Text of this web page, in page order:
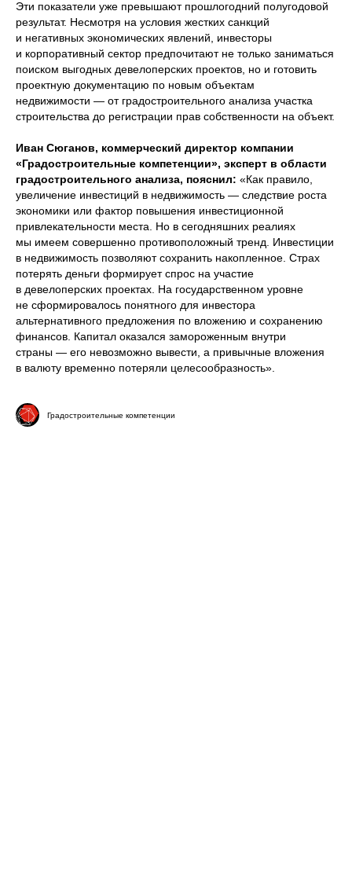
Эти показатели уже превышают прошлогодний полугодовой
результат. Несмотря на условия жестких санкций
и негативных экономических явлений, инвесторы
и корпоративный сектор предпочитают не только заниматься
поиском выгодных девелоперских проектов, но и готовить
проектную документацию по новым объектам
недвижимости — от градостроительного анализа участка
строительства до регистрации прав собственности на объект.
Иван Сюганов, коммерческий директор компании
«Градостроительные компетенции», эксперт в области
градостроительного анализа, пояснил: «Как правило,
увеличение инвестиций в недвижимость — следствие роста
экономики или фактор повышения инвестиционной
привлекательности места. Но в сегодняшних реалиях
мы имеем совершенно противоположный тренд. Инвестиции
в недвижимость позволяют сохранить накопленное. Страх
потерять деньги формирует спрос на участие
в девелоперских проектах. На государственном уровне
не сформировалось понятного для инвестора
альтернативного предложения по вложению и сохранению
финансов. Капитал оказался замороженным внутри
страны — его невозможно вывести, а привычные вложения
в валюту временно потеряли целесообразность».
Градостроительные компетенции